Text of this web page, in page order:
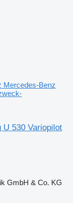
Mercedes-Benz
U 530 Variopilot
GmbH & Co. KG